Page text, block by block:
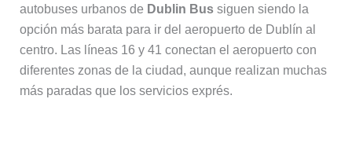
autobuses urbanos de Dublin Bussiguen siendo la
opción más barata para ir del aeropuerto de Dublín al
centro. Las líneas 16 y 41 conectan el aeropuerto con
diferentes zonas de la ciudad, aunque realizan muchas
más paradas que los servicios exprés.